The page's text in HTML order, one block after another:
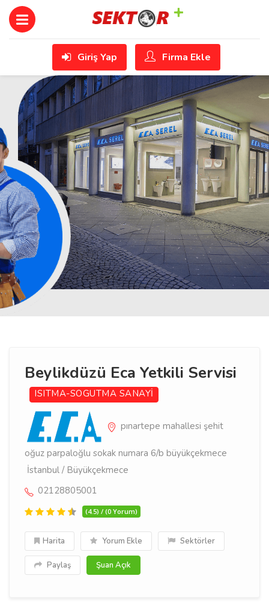
Giriş Yap Firma Ekle
Beylikdüzü Eca Yetkili Servisi
ISITMA-SOGUTMA SANAYİ
pınartepe mahallesi şehit
oğuz parpaloğlu sokak numara 6/b büyükçekmece
İstanbul / Büyükçekmece
02128805001
(4.5) / (0 Yorum)
Harita Yorum Ekle Sektörler
Paylaş Şuan Açık